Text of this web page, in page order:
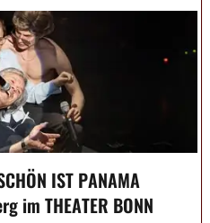
IST PANAMA
im THEATER BONN